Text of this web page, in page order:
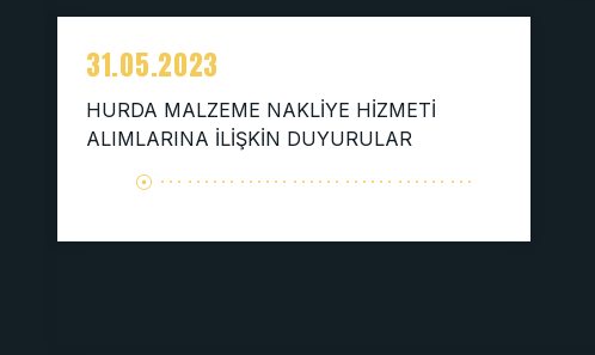
31.05.2023
HURDA MALZEME NAKLİYE HİZMETİ
ALIMLARINA İLİŞKİN DUYURULAR